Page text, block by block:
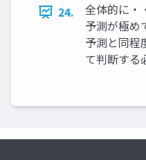
24.
全体的に・
予測が極め
予測と同
て判断する